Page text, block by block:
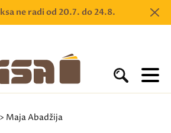
ne radi od 20.7. do 24.8.
> Maja Abadžija